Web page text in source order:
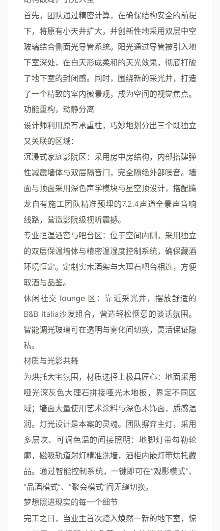
首先，团队通过精密计算，在确保结构安全的前提
下，将原有小天井扩大，并创新性地采用 双层中空
玻璃结合侧面光导管系统。阳光通过导管被引入地
下室深处，在白天形成柔和的天光效果，彻底打破
了地下室的封闭感。同时，围绕新的采光井，打造
了一个精致的室内微景观，成为空间的视觉焦点。
功能重构，动静分离
设计师利用原有承重柱，巧妙地划分出三个既独立
又关联的区域：
沉浸式家庭影院区 ：采用房中房结构，内部搭建弹
性减震墙体与双层隔音门，完全隔绝外部噪音。墙
面与顶面采用深色声学模块与星空顶设计，搭配腾
龙自有施工团队精准预埋的7.2.4声道全景声音响
线路，营造影院级视听震撼。
专业恒温酒窖与吧台区 ：位于空间内侧，采用独立
的双层保温墙体与精密温湿度控制系统，确保藏酒
环境恒定。定制实木酒架与大理石吧台相连，方便
取酒与品鉴。
休闲社交 lounge 区 ：靠近采光井，摆放舒适的
B&B Italia沙发组合，营造轻松惬意的谈话氛围。
智能调光玻璃可在透明与雾化间切换，灵活保证隐
私。
材质与光影共舞
为烘托大宅氛围，材质选择上极具匠心：地面采用
哑光深灰色大理石拼接哑光木地板，界定不同区
域；墙面大量使用艺术涂料与深色木饰面，质感温
润。 灯光设计是本案的灵魂。团队摒弃主灯，采用
多层次、可调色温的间接照明：地脚灯带勾勒轮
廓，磁吸轨道射灯精准洗墙，酒柜内嵌灯带烘托藏
品。通过智能控制系统，一键即可在“观影模式”、
“品酒模式”、“聚会模式”间无缝切换。
梦想照进现实的每一个细节
完工之日，当业主首次踏入焕然一新的地下室，惊